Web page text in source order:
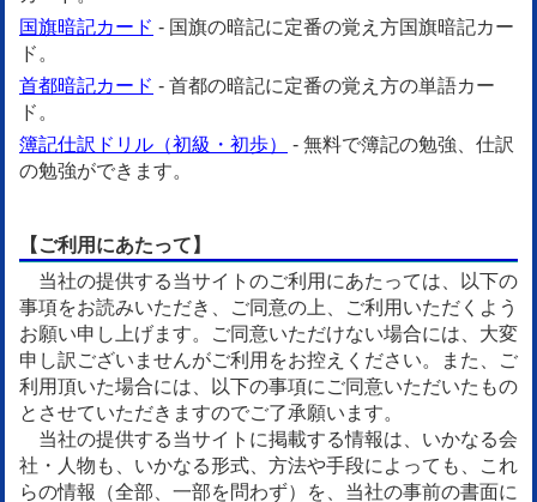
国旗暗記カード - 国旗の暗記に定番の覚え方国旗暗記カー
ド。
首都暗記カード - 首都の暗記に定番の覚え方の単語カー
ド。
簿記仕訳ドリル（初級・初歩）
- 無料で簿記の勉強、仕訳
の勉強ができます。
【ご利用にあたって】
当社の提供する当サイトのご利用にあたっては、以下の
事項をお読みいただき、ご同意の上、ご利用いただくよう
お願い申し上げます。ご同意いただけない場合には、大変
申し訳ございませんがご利用をお控えください。また、ご
利用頂いた場合には、以下の事項にご同意いただいたもの
とさせていただきますのでご了承願います。
当社の提供する当サイトに掲載する情報は、いかなる会
社・人物も、いかなる形式、方法や手段によっても、これ
らの情報（全部、一部を問わず）を、当社の事前の書面に